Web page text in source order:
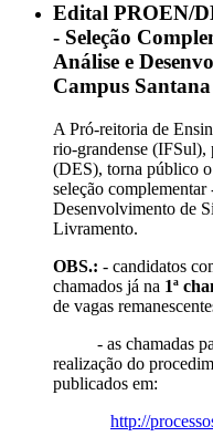
Edital PROEN/
- Seleção
Análise e
Campus
A Pró-reitoria de
rio-grandense (IFSul),
(DES), torna público
seleção
Desenvolvimento de
Livramento.
OBS.: - candidatos
chamados já na 1ª
de vagas
- as chamadas
realização do
publicados em:
http://